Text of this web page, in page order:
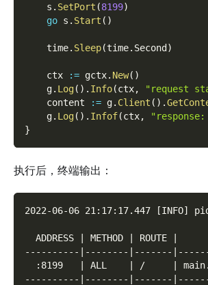
    s
. SetPort (8199)
go s . Start ( )
    time
. Sleep(time. Second )
    ctx
:= gctx. New( )
    g
. Log( ) . Info(ctx, "request
    content
:= g. Client ( ) .
    g
. Log( ) . Infof(ctx, "response:
}
执行后，终端输出：
2022-06-06 21:17:17.447
ADDRESS | METHOD | ROUTE |
----------|--------|-------
:8199   | ALL    | /     |
----------|--------|-------